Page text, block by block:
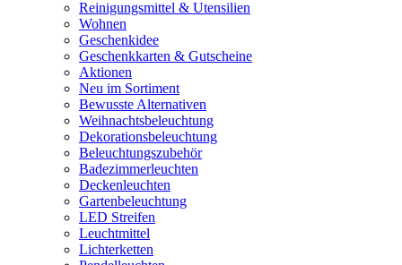
Reinigungsmittel & Utensilien
Wohnen
Geschenkidee
Geschenkkarten & Gutscheine
Aktionen
Neu im Sortiment
Bewusste Alternativen
Weihnachtsbeleuchtung
Dekorationsbeleuchtung
Beleuchtungszubehör
Badezimmerleuchten
Deckenleuchten
Gartenbeleuchtung
LED Streifen
Leuchtmittel
Lichterketten